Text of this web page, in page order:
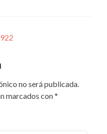
no será publicada.
marcados con*